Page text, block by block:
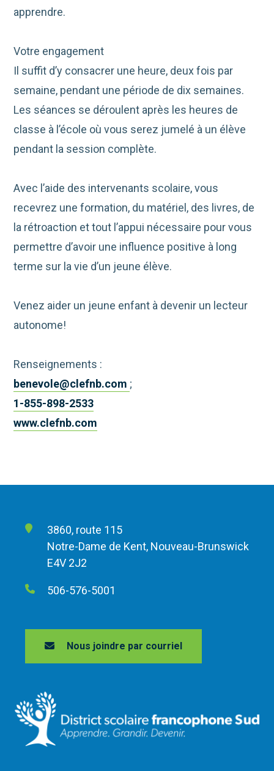
apprendre.
Votre engagement
Il suffit d’y consacrer une heure, deux fois par
semaine, pendant une période de dix semaines.
Les séances se déroulent après les heures de
classe à l’école où vous serez jumelé à un élève
pendant la session complète.
Avec l’aide des intervenants scolaire, vous
recevrez une formation, du matériel, des livres, de
la rétroaction et tout l’appui nécessaire pour vous
permettre d’avoir une influence positive à long
terme sur la vie d’un jeune élève.
Venez aider un jeune enfant à devenir un lecteur
autonome!
Renseignements :
benevole@clefnb.com ;
1-855-898-2533
www.clefnb.com
3860, route 115
Notre-Dame de Kent, Nouveau-Brunswick
E4V 2J2
506-576-5001
Nous joindre par courriel